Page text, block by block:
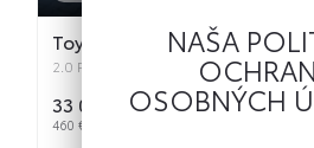
Toyota C-HR
2.0 PHEV Style
33 000 € s DPH
460 € s DPH/mes.
NAŠA
OSOBNÝCH